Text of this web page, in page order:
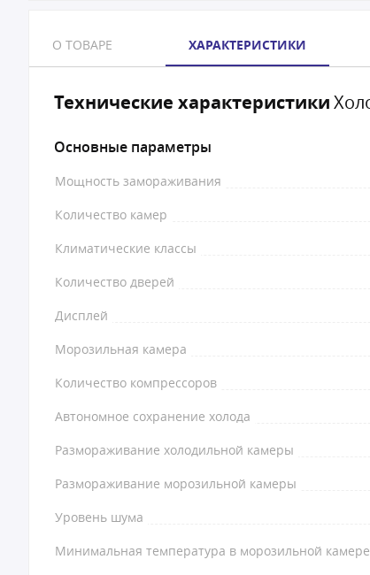
О ТОВАРЕ ХАРАКТЕРИСТИКИ
Технические характеристики
Основные параметры
Мощность замораживания
Количество камер
Климатические классы
Количество дверей
Дисплей
Морозильная камера
Количество компрессоров
Автономное сохранение холода
Размораживание холодильной камеры
Размораживание морозильной камеры
Уровень шума
Минимальная температура в морозильной камере